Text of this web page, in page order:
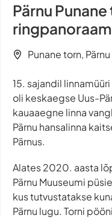
Pärnu
Punane torn, Pärnu
15. sajandil
oli keskaegse Uus-
kauaaegne linna
Pärnu hansalinna
Pärnus.
Alates 2020. aasta
Pärnu Muuseumi
kus tutvustatakse
Pärnu lugu. Torni